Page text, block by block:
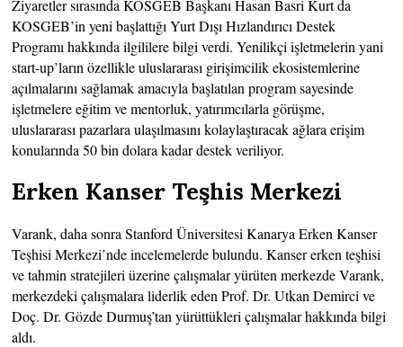
Ziyaretler sırasında KOSGEB Başkanı Hasan Basri Kurt da
KOSGEB’in yeni başlattığı Yurt Dışı Hızlandırıcı Destek
Programı hakkında ilgililere bilgi verdi. Yenilikçi işletmelerin yani
start-up’ların özellikle uluslararası girişimcilik ekosistemlerine
açılmalarını sağlamak amacıyla başlatılan program sayesinde
işletmelere eğitim ve mentorluk, yatırımcılarla görüşme,
uluslararası pazarlara ulaşılmasını kolaylaştıracak ağlara erişim
konularında 50 bin dolara kadar destek veriliyor.
Erken Kanser Teşhis Merkezi
Varank, daha sonra Stanford Üniversitesi Kanarya Erken Kanser
Teşhisi Merkezi’nde incelemelerde bulundu. Kanser erken teşhisi
ve tahmin stratejileri üzerine çalışmalar yürüten merkezde Varank,
merkezdeki çalışmalara liderlik eden Prof. Dr. Utkan Demirci ve
Doç. Dr. Gözde Durmuş’tan yürüttükleri çalışmalar hakkında bilgi
aldı.